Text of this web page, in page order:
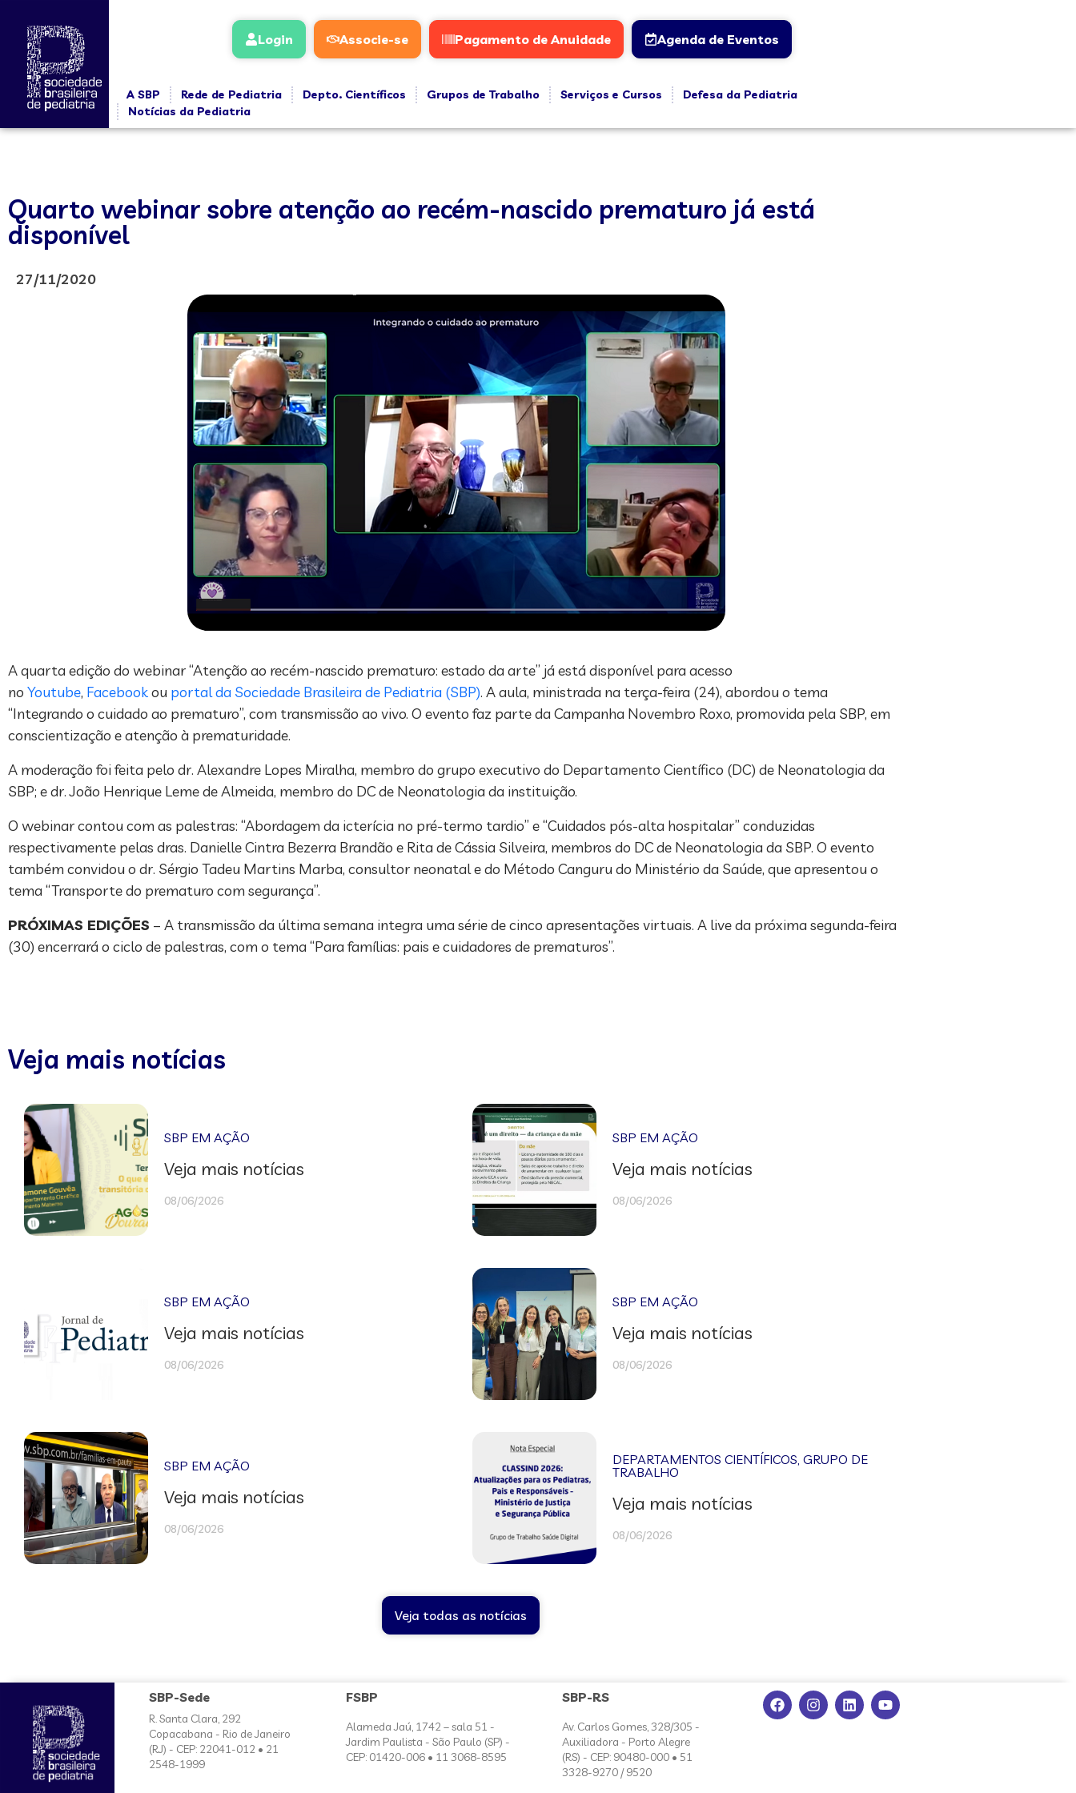
Login Associe-se Pagamento de Anuidade Agenda de Eventos
A SBP Rede de Pediatria Depto. Científicos Grupos de Trabalho Serviços e Cursos
Defesa da Pediatria
Notícias da Pediatria
Quarto webinar sobre atenção ao recém-nascido prematuro já está
disponível
27/11/2020
A quarta edição do webinar “Atenção ao recém-nascido prematuro: estado da arte” já está disponível para acesso
no Youtube, Facebookou portal da Sociedade Brasileira de Pediatria (SBP). A aula, ministrada na terça-feira (24), abordou o tema
“Integrando o cuidado ao prematuro”, com transmissão ao vivo. O evento faz parte da Campanha Novembro Roxo, promovida pela SBP, em
conscientização e atenção à prematuridade.
A moderação foi feita pelo dr. Alexandre Lopes Miralha, membro do grupo executivo do Departamento Científico (DC) de Neonatologia da
SBP; e dr. João Henrique Leme de Almeida, membro do DC de Neonatologia da instituição.
O webinar contou com as palestras: “Abordagem da icterícia no pré-termo tardio” e “Cuidados pós-alta hospitalar” conduzidas
respectivamente pelas dras. Danielle Cintra Bezerra Brandão e Rita de Cássia Silveira, membros do DC de Neonatologia da SBP. O evento
também convidou o dr. Sérgio Tadeu Martins Marba, consultor neonatal e do Método Canguru do Ministério da Saúde, que apresentou o
tema “Transporte do prematuro com segurança”.
PRÓXIMAS EDIÇÕES – A transmissão da última semana integra uma série de cinco apresentações virtuais. A live da próxima segunda-feira
(30) encerrará o ciclo de palestras, com o tema “Para famílias: pais e cuidadores de prematuros”.
Veja mais notícias
SBP EM AÇÃO
Veja mais notícias
08/06/2026
SBP EM AÇÃO
Veja mais notícias
08/06/2026
SBP EM AÇÃO
Veja mais notícias
08/06/2026
SBP EM AÇÃO
Veja mais notícias
08/06/2026
SBP EM AÇÃO
Veja mais notícias
08/06/2026
DEPARTAMENTOS CIENTÍFICOS,GRUPO DE
TRABALHO
Veja mais notícias
08/06/2026
Veja todas as notícias
SBP-Sede
R. Santa Clara, 292
Copacabana - Rio de Janeiro
(RJ) - CEP: 22041-012 • 21
2548-1999
FSBP
Alameda Jaú, 1742 – sala 51 -
Jardim Paulista - São Paulo (SP) -
CEP: 01420-006 • 11 3068-8595
SBP-RS
Av. Carlos Gomes, 328/305 -
Auxiliadora - Porto Alegre
(RS) - CEP: 90480-000 • 51
3328-9270 / 9520